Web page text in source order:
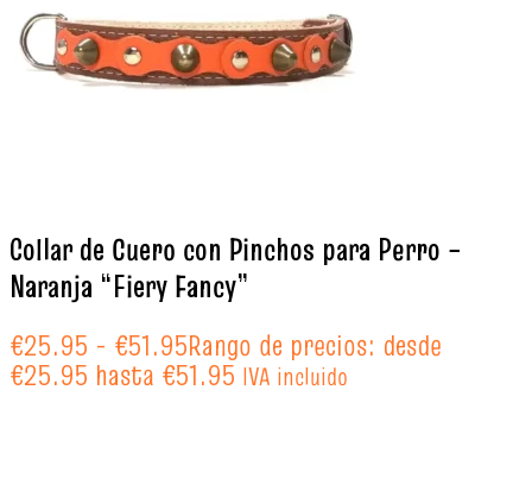
Collar de Cuero con Pinchos para Perro –
Naranja “Fiery Fancy”
€25.95 - €51.95Rango de precios: desde
€25.95 hasta €51.95 IVA incluido